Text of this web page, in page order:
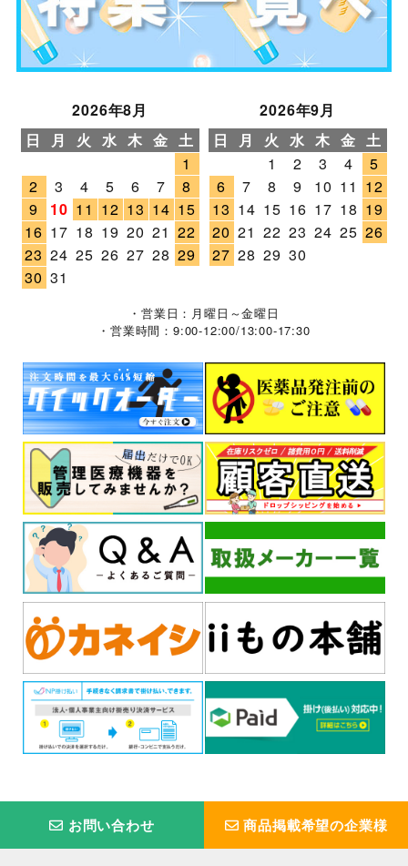
2026年8月
日
月 火 水 木 金 土
1
2
3 4 5 6 7
8
9
10 11 12 13 14 15
16 17 18 19 20 21 22
23 24 25 26 27 28 29
30 31
2026年9月
日
月 火 水 木 金 土
1
2 3 4
5
6
7 8 9 10 11 12
13 14 15 16 17 18 19
20 21 22 23 24 25 26
27 28 29 30
・営業日：月曜日～金曜日
・営業時間：9:00-12:00/13:00-17:30
お問い合わせ 商品掲載希望の企業様